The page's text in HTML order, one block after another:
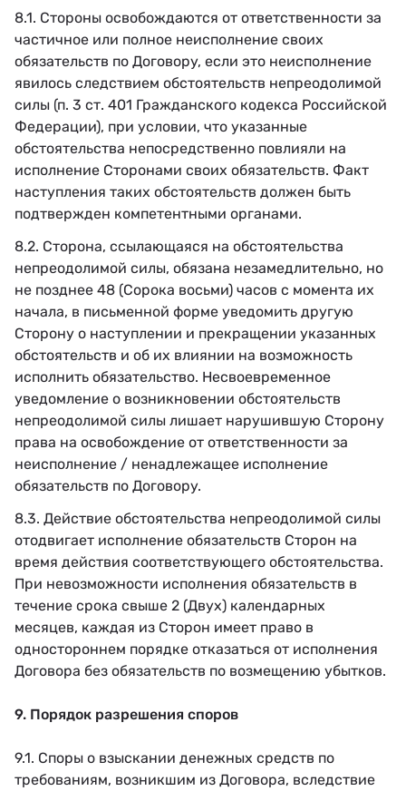
8.1. Стороны освобождаются от ответственности за
частичное или полное неисполнение своих
обязательств по Договору, если это неисполнение
явилось следствием обстоятельств непреодолимой
силы (п. 3 ст. 401 Гражданского кодекса Российской
Федерации), при условии, что указанные
обстоятельства непосредственно повлияли на
исполнение Сторонами своих обязательств. Факт
наступления таких обстоятельств должен быть
подтвержден компетентными органами.
8.2. Сторона, ссылающаяся на обстоятельства
непреодолимой силы, обязана незамедлительно, но
не позднее 48 (Сорока восьми) часов с момента их
начала, в письменной форме уведомить другую
Сторону о наступлении и прекращении указанных
обстоятельств и об их влиянии на возможность
исполнить обязательство. Несвоевременное
уведомление о возникновении обстоятельств
непреодолимой силы лишает нарушившую Сторону
права на освобождение от ответственности за
неисполнение / ненадлежащее исполнение
обязательств по Договору.
8.3. Действие обстоятельства непреодолимой силы
отодвигает исполнение обязательств Сторон на
время действия соответствующего обстоятельства.
При невозможности исполнения обязательств в
течение срока свыше 2 (Двух) календарных
месяцев, каждая из Сторон имеет право в
одностороннем порядке отказаться от исполнения
Договора без обязательств по возмещению убытков.
9. Порядок разрешения споров
9.1. Споры о взыскании денежных средств по
требованиям, возникшим из Договора, вследствие